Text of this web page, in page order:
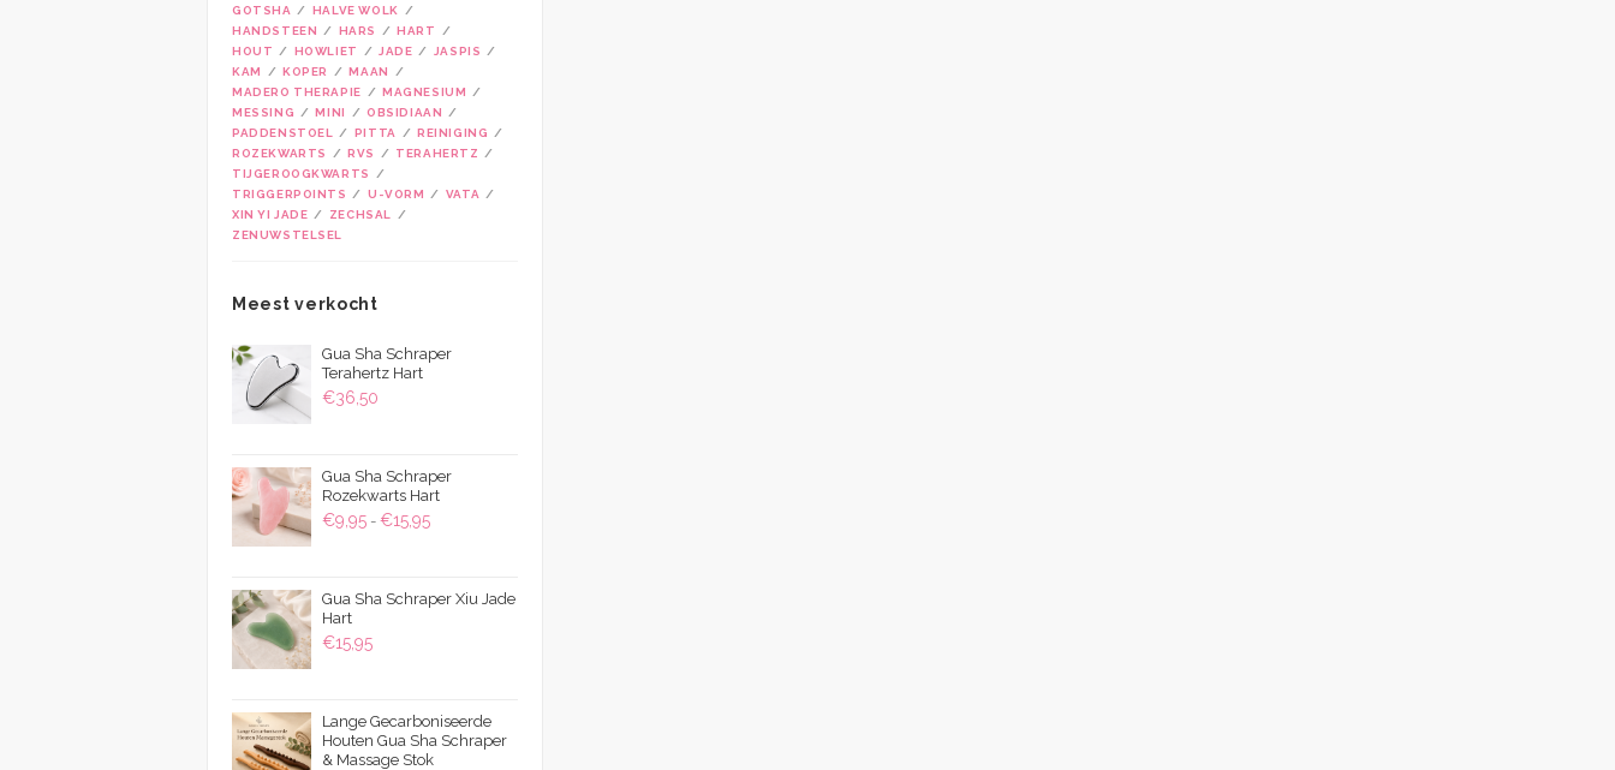
GOTSHA
HALVE WOLK
HANDSTEEN
HARS
HART
HOUT
HOWLIET JADE
JASPIS
KAM
KOPER
MAAN
MADERO THERAPIE
MAGNESIUM
MESSING
MINI
OBSIDIAAN
PADDENSTOEL
PITTA
REINIGING
ROZEKWARTS
RVS
TERAHERTZ
TIJGEROOGKWARTS
TRIGGERPOINTS
U-VORM
VATA
XIN YI JADE
ZECHSAL
ZENUWSTELSEL
Meest verkocht
Gua Sha Schraper
Terahertz Hart
€36,50
Gua Sha Schraper
Rozekwarts Hart
€9,95 - €15,95Prijsklasse:
€15,95
Gua Sha Schraper Xiu Jade
Hart
€15,95
Lange Gecarboniseerde
Houten Gua Sha Schraper
& Massage Stok